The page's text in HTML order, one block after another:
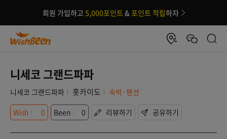
회원 가입하고 5,000포인트 &포인트 적립하자
니세코 그랜드파파
니세코 그랜드파파 홋카이도
숙박·펜션
Wish
0 Been 0 리뷰하기 공유하기